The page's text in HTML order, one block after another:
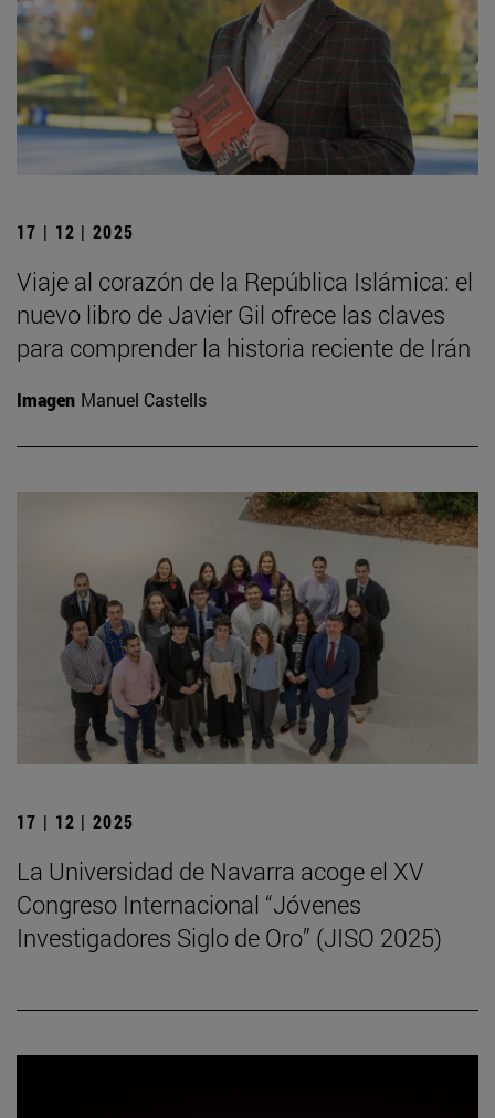
17 | 12 | 2025
Viaje al corazón de la República Islámica: el
nuevo libro de Javier Gil ofrece las claves
para comprender la historia reciente de Irán
Imagen Manuel Castells
17 | 12 | 2025
La Universidad de Navarra acoge el XV
Congreso Internacional “Jóvenes
Investigadores Siglo de Oro” (JISO 2025)